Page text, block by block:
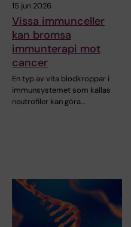
15 jun 2026
Vissa immunceller
kan bromsa
immunterapi mot
cancer
En typ av vita blodkroppar i
immunsystemet som kallas
neutrofiler kan göra…